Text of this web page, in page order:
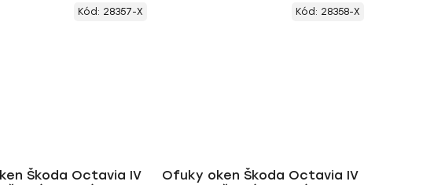
Škoda Octavia IV
Kód: 28357-X
Ofuky oken Škoda Octavia IV
Kód: 28358-X